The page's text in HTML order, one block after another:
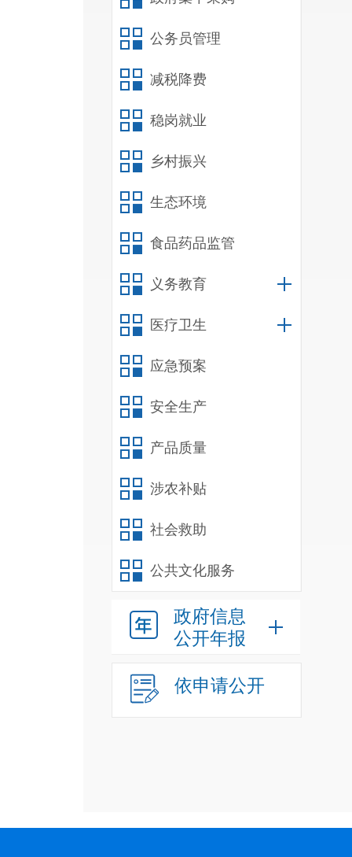
公务员管理
减税降费
稳岗就业
乡村振兴
生态环境
食品药品监管
义务教育
医疗卫生
应急预案
安全生产
产品质量
涉农补贴
社会救助
公共文化服务
政府信息
公开年报
依申请公开